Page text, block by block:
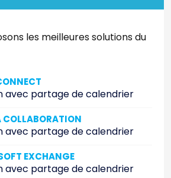
les meilleures solutions du
avec partage de calendrier
COLLABORATION
avec partage de calendrier
EXCHANGE
avec partage de calendrier